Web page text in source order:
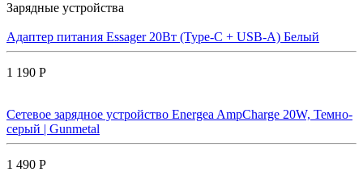
Зарядные устройства
Адаптер питания Essager 20Вт (Type-C + USB-A) Белый
1 190 Р
Сетевое зарядное устройство Energea AmpCharge 20W, Темно-
серый | Gunmetal
1 490 Р